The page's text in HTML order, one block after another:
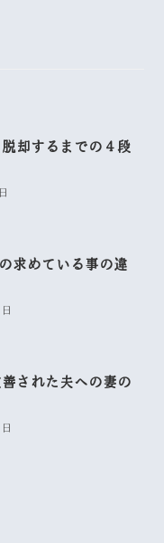
却するまでの４段
求めている事の違
された夫への妻の